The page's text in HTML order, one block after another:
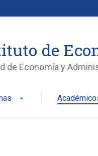
de
de Economía y
arrow_drop_down